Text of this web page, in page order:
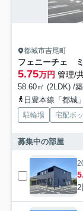
都城市吉尾町
フェニーチェ
5.75万円 管理/
58.60㎡ (2LDK) /
日豊本線「都城
駐輪場 宅配ボ
募集中の部屋